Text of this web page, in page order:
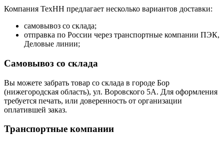
Компания ТехНН предлагает несколько вариантов доставки:
самовывоз со склада;
отправка по России через транспортные компании ПЭК,
Деловые линии;
Самовывоз со склада
Вы можете забрать товар со склада в городе Бор
(нижегородская область), ул. Воровского 5А. Для оформления
требуется печать, или доверенность от организации
оплатившей заказ.
Транспортные компании